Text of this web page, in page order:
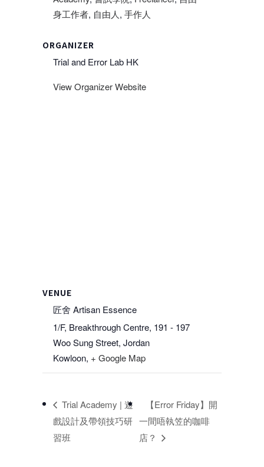
身工作者, 自由人, 手作人
ORGANIZER
Trial and Error Lab HK
View Organizer Website
VENUE
匠舍 Artisan Essence
1/F, Breakthrough Centre, 191 - 197
Woo Sung Street, Jordan
Kowloon, + Google Map
Trial Academy | 遊
戲設計及帶領技巧研
習班
【Error Friday】開
一間唔執笠的咖啡
店？